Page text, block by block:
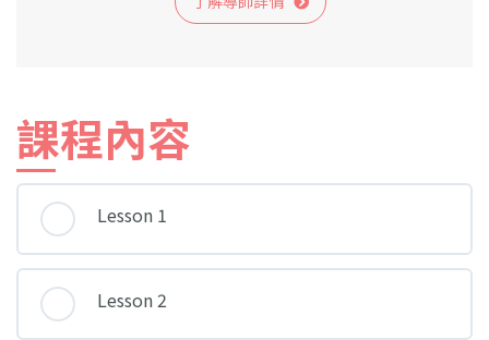
課程內容
Lesson 1
Lesson 2